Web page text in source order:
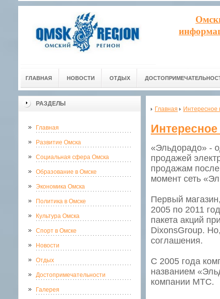
ГЛАВНАЯ НОВОСТИ ОТДЫХ
РАЗДЕЛЫ
Главная
Развитие Омска
Социальная сфера Омска
Образование в Омске
Экономика Омска
Политика в Омске
Культура Омска
Спорт в Омске
Новости
Отдых
Достопримечательности
Галерея
Главная Интересное
«Эльдорадо» -
продажей
продажам
момент сеть
Первый
2005 по 2011
пакета акций
DixonsGroup.
соглашения.
С 2005 года
названием
компании МТС.